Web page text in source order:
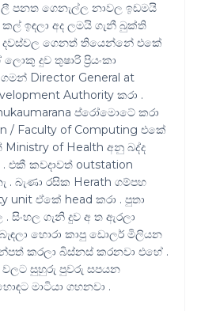
පනත ගෙනැල්ල නාවල ඉඩමයි
ඉඳලා අද ලමයි ගැනී බුක්ති
දවස්වල ගෙනත් තියෙන්නේ එකේ
දුව තුෂාරි ප්‍රියංකා
Director General at
Authority කරා .
ප්රෝමොටේ කරා
/ Faculty of Computing එකේ
Ministry of Health අනු බද්ද
එකී කවදාවත් outstation
. බැණා රසික Herath ගම්පහ
ඒකේ head කරා . පුතා
. සිංහල ගැනි දුව අ ත ඇරලා
හොරා කාපු ඩොලර් මිලියන
කරලා බිස්නස් කරනවා එහේ .
වලට සුහුරු පුවරු සපයන
මාටියා ගහනවා .